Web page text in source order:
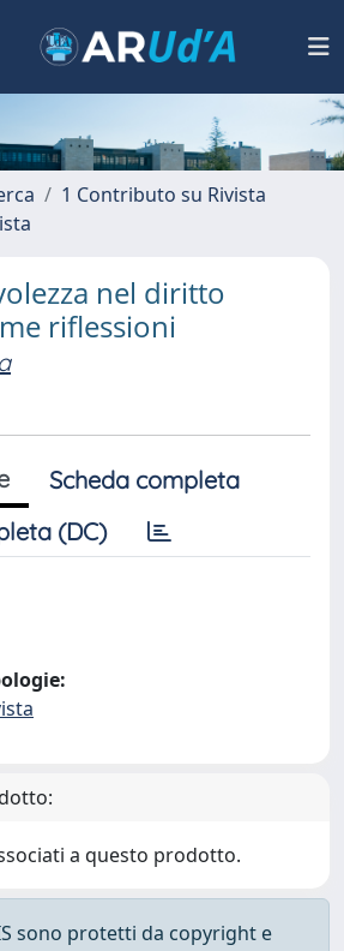
1 Contributo su Rivista
nel diritto
riflessioni
Scheda completa
(DC)
a questo prodotto.
sono protetti da copyright e